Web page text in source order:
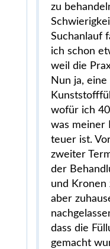
zu
Suchanlauf
ich schon
weil die
Nun ja, eine
wofür ich
was meiner
teuer ist.
zweiter
der
und Kronen
aber
dass die
gemacht